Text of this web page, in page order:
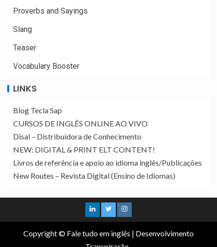
Proverbs and Sayings
Slang
Teaser
Vocabulary Booster
LINKS
Blog Tecla Sap
CURSOS DE INGLÊS ONLINE AO VIVO
Disal – Distribuidora de Conhecimento
NEW: DIGITAL & PRINT ELT CONTENT!
Livros de referência e apoio ao idioma inglês/Publicações
New Routes – Revista Digital (Ensino de Idiomas)
Copyright © Fale tudo em inglês | Desenvolvimento